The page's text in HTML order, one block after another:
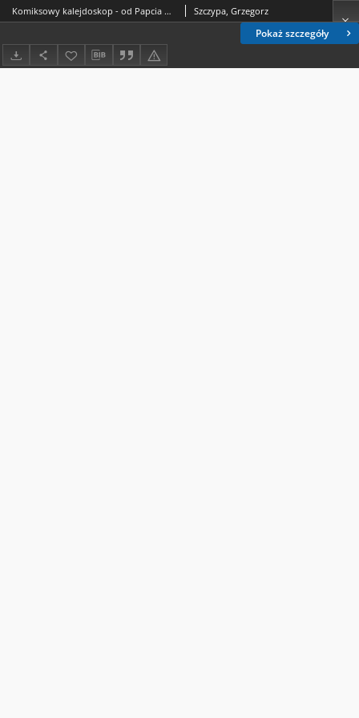
Pokaż szczegóły
Komiksowy kalejdoskop - od Papcia Chmiela do Niela Gaimana. Szczypa, Grzegorz